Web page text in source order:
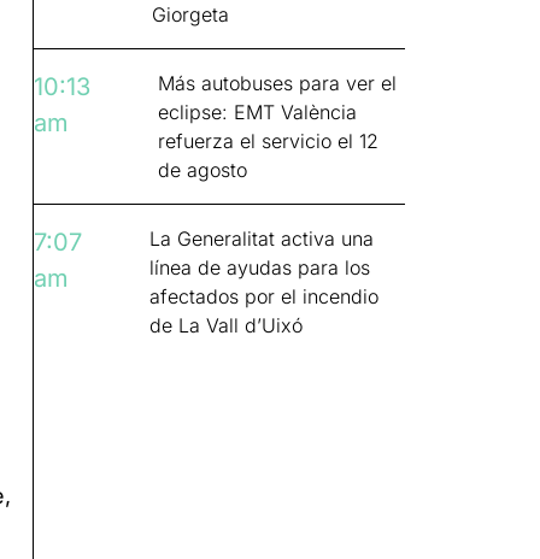
Giorgeta
10:13
am
Más autobuses para ver el
eclipse: EMT València
refuerza el servicio el 12
de agosto
7:07
am
La Generalitat activa una
línea de ayudas para los
afectados por el incendio
de La Vall d’Uixó